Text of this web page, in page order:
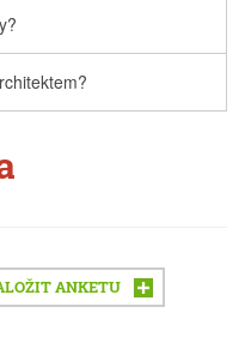
ANKETU